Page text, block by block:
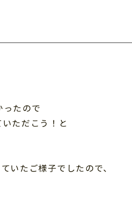
ったので
ただこう！と
いたご様子でしたので、